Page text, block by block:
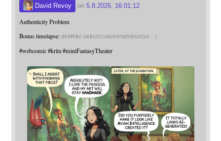
David Revoy on 5.8.2026, 16:01:12
Authenticity Problem
Bonus timelapse: PEPPERCARROT.COM/EN/MINIFANTAS
#webcomic #krita #miniFantasyTheater